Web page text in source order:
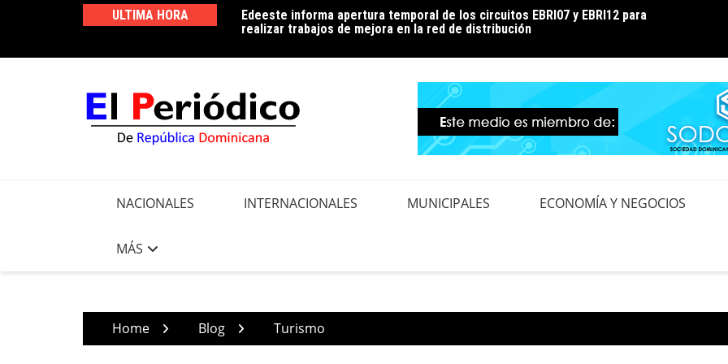
ULTIMA HORA
consolidando su compromiso
Edeeste informa apertura temporal de los circuitos EBRI07 y EBRI12 para
realizar trabajos de mejora en la red de distribución
NACIONALES INTERNACIONALES MUNICIPALES ECONOMÍA Y NEGOCIOS
MÁS
Home Blog Turismo